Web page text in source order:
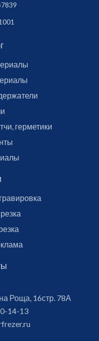
герметики
Роща, 16стр. 78А
14-13